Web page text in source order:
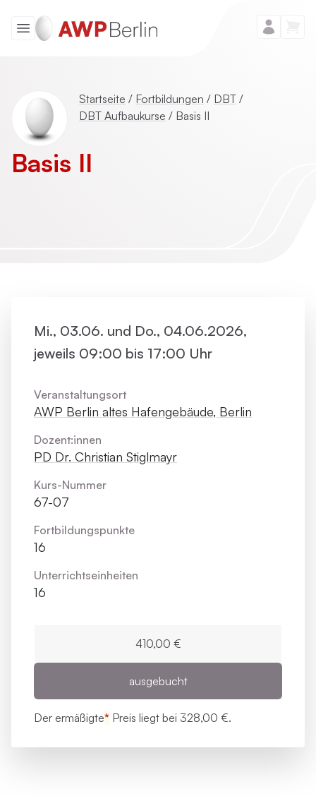
Startseite / Fortbildungen / DBT /
DBT Aufbaukurse / Basis II
Basis II
Mi., 03.06. und Do., 04.06.2026,
jeweils 09:00 bis 17:00 Uhr
Veranstaltungsort
AWP Berlin altes Hafengebäude, Berlin
Dozent:innen
PD Dr. Christian Stiglmayr
Kurs-Nummer
67-07
Fortbildungs­punkte
16
Unterrichts­einheiten
16
410,00 €
ausgebucht
Der ermäßigte* Preis liegt bei 328,00 €.